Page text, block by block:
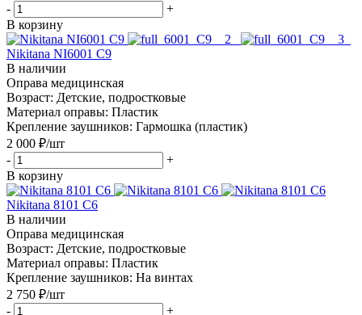
-
+
В корзину
Nikitana NI6001 C9
В наличии
Оправа медицинская
Возраст: Детские, подростковые
Материал оправы: Пластик
Крепление заушников: Гармошка (пластик)
2 000 ₽/шт
-
+
В корзину
Nikitana 8101 C6
В наличии
Оправа медицинская
Возраст: Детские, подростковые
Материал оправы: Пластик
Крепление заушников: На винтах
2 750 ₽/шт
-
+